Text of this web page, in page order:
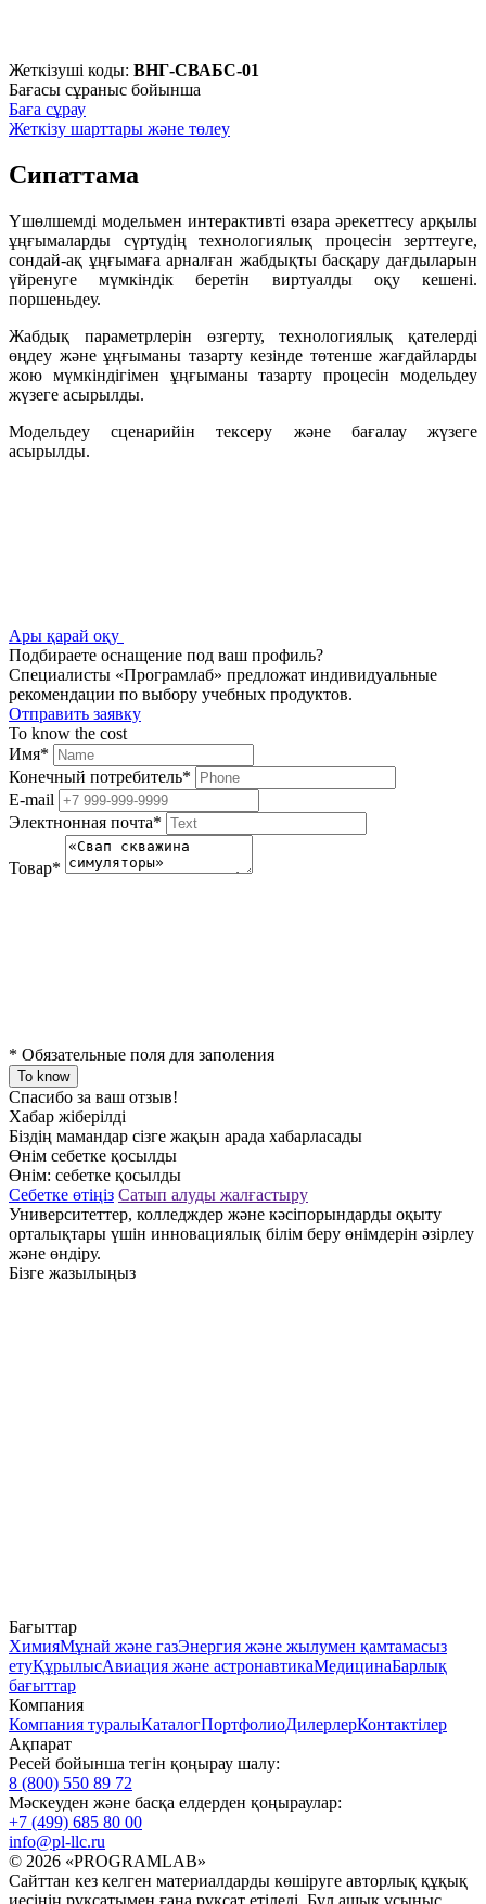
Жеткізуші коды: ВНГ-СВАБС-01
Бағасы сұраныс бойынша
Баға сұрау
Жеткізу шарттары және төлеу
Сипаттама
Үшөлшемді модельмен интерактивті өзара әрекеттесу арқылы
ұңғымаларды сүртудің технологиялық процесін зерттеуге,
сондай-ақ ұңғымаға арналған жабдықты басқару дағдыларын
үйренуге мүмкіндік беретін виртуалды оқу кешені.
поршеньдеу.
Жабдық параметрлерін өзгерту, технологиялық қателерді
өңдеу және ұңғыманы тазарту кезінде төтенше жағдайларды
жою мүмкіндігімен ұңғыманы тазарту процесін модельдеу
жүзеге асырылды.
Модельдеу сценарийін тексеру және бағалау жүзеге
асырылды.
Ары қарай оқу
Подбираете оснащение под ваш профиль?
Специалисты «Програмлаб» предложат индивидуальные
рекомендации по выбору учебных продуктов.
Отправить заявку
To know the cost
Имя*
Конечный потребитель*
E-mail
Электнонная почта*
Товар*
* Обязательные поля для заполения
To know
Спасибо за ваш отзыв!
Хабар жіберілді
Біздің мамандар сізге жақын арада хабарласады
Өнім себетке қосылды
Өнім: себетке қосылды
Себетке өтіңіз Сатып алуды жалғастыру
Университеттер, колледждер және кәсіпорындарды оқыту
орталықтары үшін инновациялық білім беру өнімдерін әзірлеу
және өндіру.
Бізге жазылыңыз
Бағыттар
ХимияМұнай және газЭнергия және жылумен қамтамасыз
етуҚұрылысАвиация және астронавтикаМедицинаБарлық
бағыттар
Компания
Компания туралыКаталогПортфолиоДилерлерКонтактілер
Ақпарат
Ресей бойынша тегін қоңырау шалу:
8 (800) 550 89 72
Мәскеуден және басқа елдерден қоңыраулар:
+7 (499) 685 80 00
info@pl-llc.ru
© 2026 «PROGRAMLAB»
Сайттан кез келген материалдарды көшіруге авторлық құқық
иесінің рұқсатымен ғана рұқсат етіледі. Бұл ашық ұсыныс